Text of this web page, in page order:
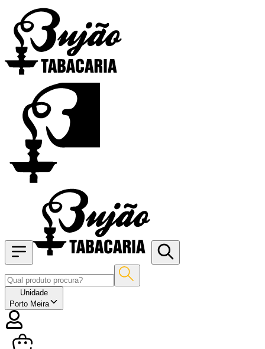
Unidade
Porto Meira